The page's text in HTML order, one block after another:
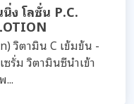
ง โลชั่น P.C.
วิตามิน C เข้มข้น -
รั่ม วิตามินซีนำเข้า